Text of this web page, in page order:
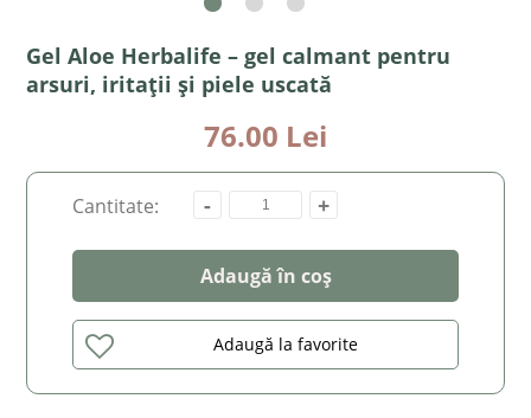
Gel Aloe Herbalife – gel calmant pentru
arsuri, iritații și piele uscată
76.00 Lei
Cantitate: - +
Adaugă în coș
Adaugă la favorite